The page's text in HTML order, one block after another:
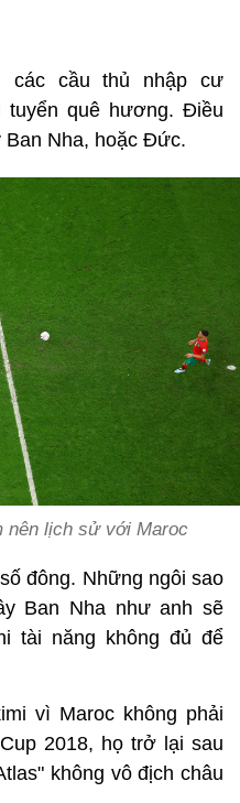
các cầu thủ nhập cư
tuyển quê hương. Điều
Ban Nha, hoặc Đức.
nên lịch sử với Maroc
đông. Những ngôi sao
Ban Nha như anh sẽ
tài năng không đủ để
vì Maroc không phải
2018, họ trở lại sau
không vô địch châu